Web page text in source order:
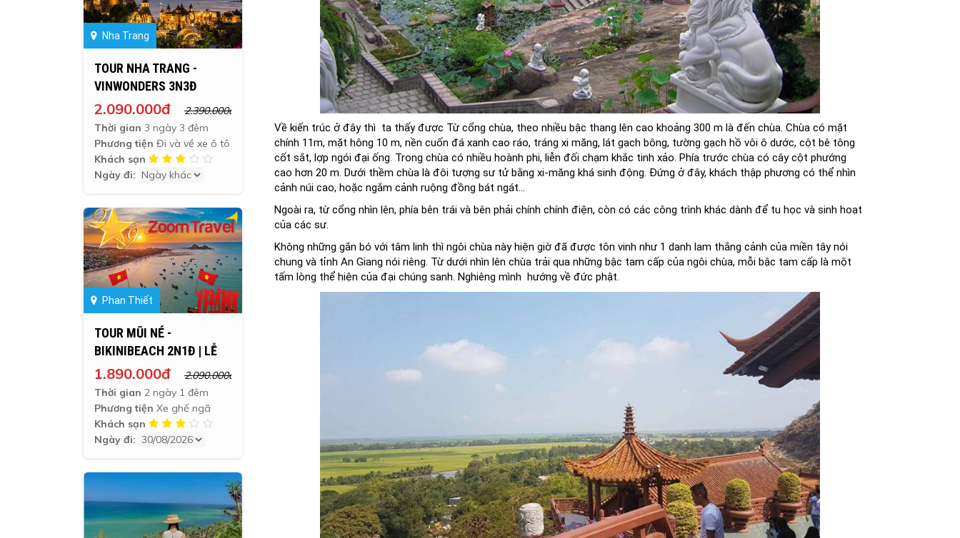
Nha Trang
TOUR NHA TRANG -
VINWONDERS 3N3Đ
2.090.000đ
2.390.000đ
Thời gian 3 ngày 3 đêm
Phương tiện Đi và về xe ô tô
Khách sạn
Ngày đi:
Phan Thiết
TOUR MŨI NÉ -
BIKINIBEACH 2N1Đ | LỄ
02/09
1.890.000đ
2.090.000đ
Thời gian 2 ngày 1 đêm
Phương tiện Xe ghế ngã
Khách sạn
Ngày đi:
Về kiến trúc ở đây thì ta thấy được Từ cổng chùa, theo nhiều bậc thang lên cao khoảng 300 m là đến chùa. Chùa có mặt
chính 11m, mặt hông 10 m, nền cuốn đá xanh cao ráo, tráng xi măng, lát gạch bông, tường gạch hồ vôi ô dước, cột bê tông
cốt sắt, lợp ngói đại ống. Trong chùa có nhiều hoành phi, liễn đối chạm khắc tinh xảo. Phía trước chùa có cây cột phướng
cao hơn 20 m. Dưới thềm chùa là đôi tượng sư tử bằng xi-măng khá sinh động. Đứng ở đây, khách thập phương có thể nhìn
cảnh núi cao, hoặc ngắm cảnh ruộng đồng bát ngát...
Ngoài ra, từ cổng nhìn lên, phía bên trái và bên phải chính chính điện, còn có các công trình khác dành để tu học và sinh hoạt
của các sư.
Không những gắn bó với tâm linh thì ngôi chùa này hiện giờ đã được tôn vinh như 1 danh lam thắng cảnh của miền tây nói
chung và tỉnh An Giang nói riêng. Từ dưới nhìn lên chùa trải qua những bậc tam cấp của ngôi chùa, mỗi bậc tam cấp là một
tấm lòng thể hiện của đại chúng sanh. Nghiêng mình hướng về đức phật.